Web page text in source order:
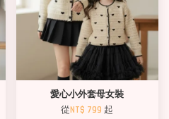
愛心小外套母女裝
從NT$ 799起